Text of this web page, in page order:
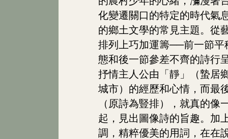
化變遷關口的特定的時代氣
的鄉土文學的常見主題。從
排列上巧加運籌──前一節平
態和後一節參差不齊的詩行
抒情主人公由「靜」（蟄居
城市）的經歷和心情，而最
（原詩為豎排），就真的像
起，見出圖像詩的旨趣。加
調，精粹優美的用詞，在在